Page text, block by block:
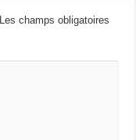
Les champs obligatoires